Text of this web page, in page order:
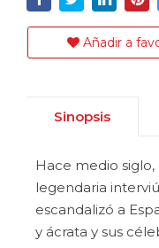
Añadir a
Sinopsis
Hace medio
legendaria
escandalizó a
y ácrata y sus